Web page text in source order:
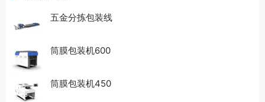
五金分拣包装线
筒膜包装机600
筒膜包装机450